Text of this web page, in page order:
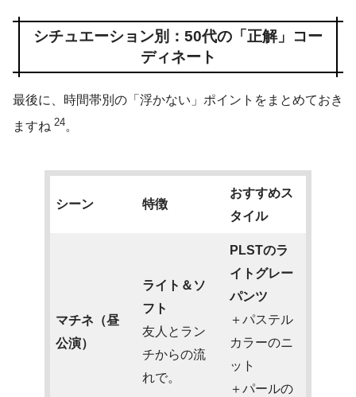
シチュエーション別：50代の「正解」コー
ディネート
最後に、時間帯別の「浮かない」ポイントをまとめておき
ますね 24。
シーン 特徴
おすすめス
タイル
マチネ（昼
公演）
ライト＆ソ
フト
友人とラン
チからの流
れで。
PLSTのラ
イトグレー
パンツ
＋パステル
カラーのニ
ット
＋パールの